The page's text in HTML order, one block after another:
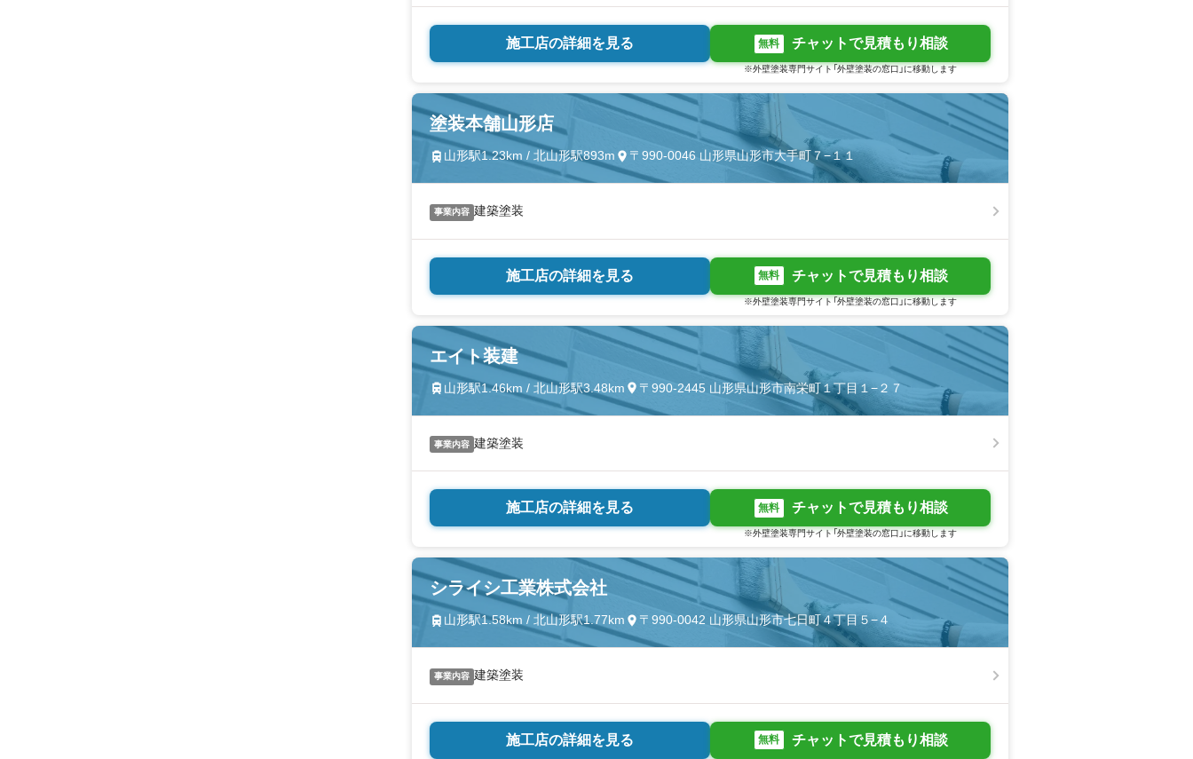
施工店の詳細を見る 無料 チャットで見積もり相談
※外壁塗装専門サイト「外壁塗装の窓口」に移動します
塗装本舗山形店
山形駅1.23km / 北山形駅893m 〒990-0046 山形県山形市大手町７−１１
事業内容 建築塗装
施工店の詳細を見る 無料 チャットで見積もり相談
※外壁塗装専門サイト「外壁塗装の窓口」に移動します
エイト装建
山形駅1.46km / 北山形駅3.48km 〒990-2445 山形県山形市南栄町１丁目１−２７
事業内容 建築塗装
施工店の詳細を見る 無料 チャットで見積もり相談
※外壁塗装専門サイト「外壁塗装の窓口」に移動します
シライシ工業株式会社
山形駅1.58km / 北山形駅1.77km 〒990-0042 山形県山形市七日町４丁目５−４
事業内容 建築塗装
施工店の詳細を見る 無料 チャットで見積もり相談